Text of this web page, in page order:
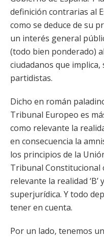
definición contrarias al
como se deduce de su
un interés general
(todo bien ponderado)
ciudadanos que
partidistas.
Dicho en román
Tribunal Europeo es
como relevante la
en consecuencia la
los principios de la
Tribunal Constitucional
relevante la realidad
superjurídica. Y todo
tener en cuenta.
Por un lado, tenemos